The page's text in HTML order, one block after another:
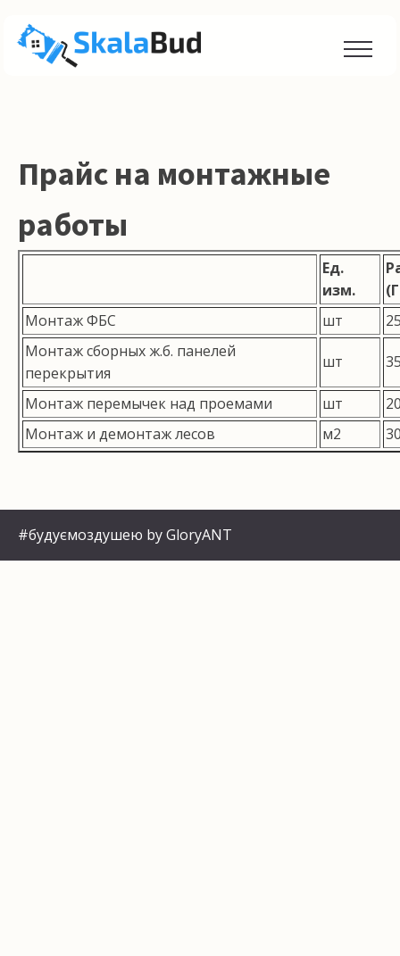
Прайс на монтажные
работы
Ед.
изм.
Монтаж ФБС
шт
Монтаж сборных ж.б. панелей
перекрытия
шт
Монтаж перемычек над проемами шт
Монтаж и демонтаж лесов
м2
#будуємоздушею by GloryANT